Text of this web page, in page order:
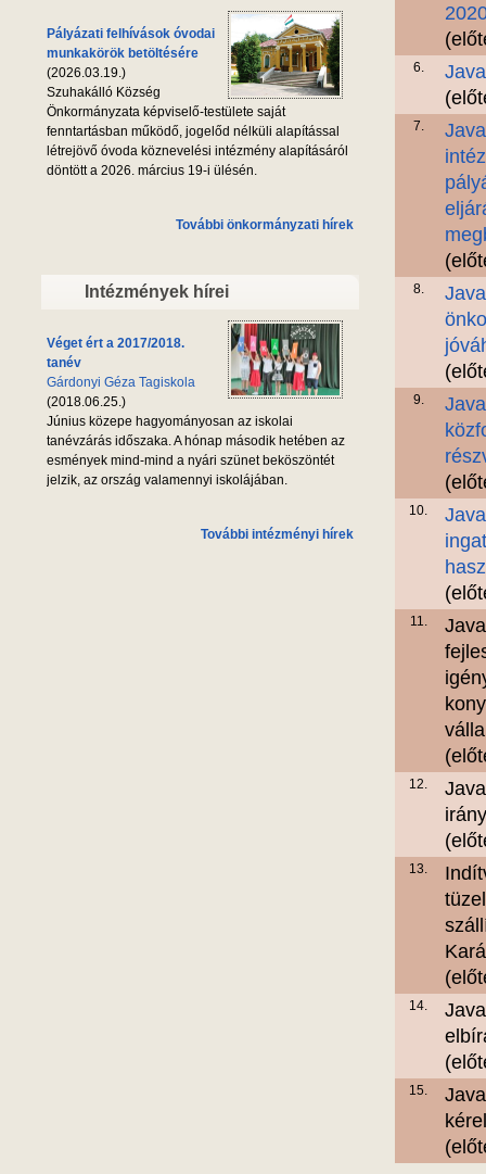
Pályázati felhívások óvodai
munkakörök betöltésére
(2026.03.19.)
Szuhakálló Község
Önkormányzata képviselő-testülete saját
fenntartásban működő, jogelőd nélküli alapítással
létrejövő óvoda köznevelési intézmény alapításáról
döntött a 2026. március 19-i ülésén.
További önkormányzati hírek
Intézmények hírei
Véget ért a 2017/2018.
tanév
Gárdonyi Géza Tagiskola
(2018.06.25.)
Június közepe hagyományosan az iskolai
tanévzárás időszaka. A hónap második hetében az
esmények mind-mind a nyári szünet beköszöntét
jelzik, az ország valamennyi iskolájában.
További intézményi hírek
6.
7.
8.
9.
10.
11.
12.
13.
14.
15.